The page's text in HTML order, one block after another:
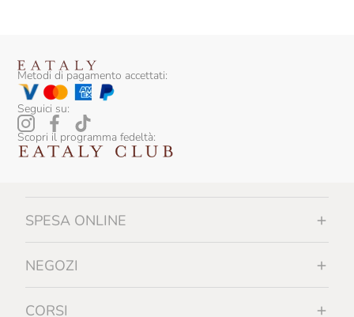
Metodi di pagamento accettati:
Seguici su:
Scopri il programma fedeltà:
SPESA ONLINE
NEGOZI
CORSI